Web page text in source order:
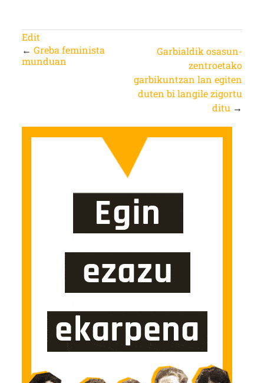
Edit
← Greba feminista
munduan
Garbialdik osasun-
zentroetako
garbikuntzan lan egiten
duten bi langile zigortu
ditu →